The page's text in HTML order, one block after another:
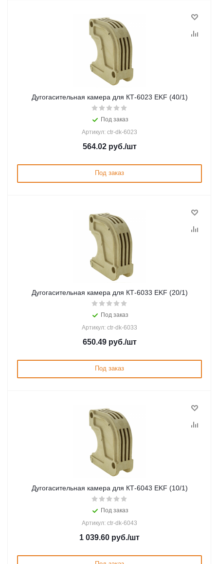
Дугогасительная камера для КТ-6023 EKF (40/1)
Под заказ
Артикул: ctr-dk-6023
564.02руб./шт
Под заказ
Дугогасительная камера для КТ-6033 EKF (20/1)
Под заказ
Артикул: ctr-dk-6033
650.49руб./шт
Под заказ
Дугогасительная камера для КТ-6043 EKF (10/1)
Под заказ
Артикул: ctr-dk-6043
1 039.60 руб./шт